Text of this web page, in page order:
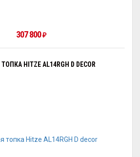
307 800 ₽
HITZE AL14RGH D DECOR